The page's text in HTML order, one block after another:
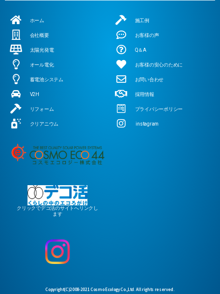
ホーム
会社概要
太陽光発電
オール電化
蓄電池システム
V2H
リフォーム
クリアニウム
施工例
お客様の声
Q＆A
お客様の安心のために
お問い合わせ
採用情報
プライバシーポリシー
instagram
クリックでデコ活のサイトへリンクし
ます
Copyright(C)2008-2021 Cosmo Ecology Co.,Ltd. All rights reserved.